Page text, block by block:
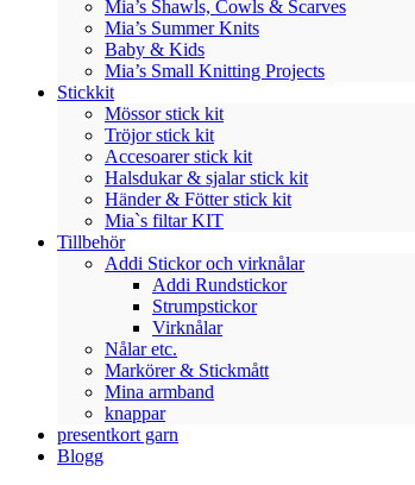
Mia’s Shawls, Cowls & Scarves
Mia’s Summer Knits
Baby & Kids
Mia’s Small Knitting Projects
Stickkit
Mössor stick kit
Tröjor stick kit
Accesoarer stick kit
Halsdukar & sjalar stick kit
Händer & Fötter stick kit
Mia`s filtar KIT
Tillbehör
Addi Stickor och virknålar
Addi Rundstickor
Strumpstickor
Virknålar
Nålar etc.
Markörer & Stickmått
Mina armband
knappar
presentkort garn
Blogg